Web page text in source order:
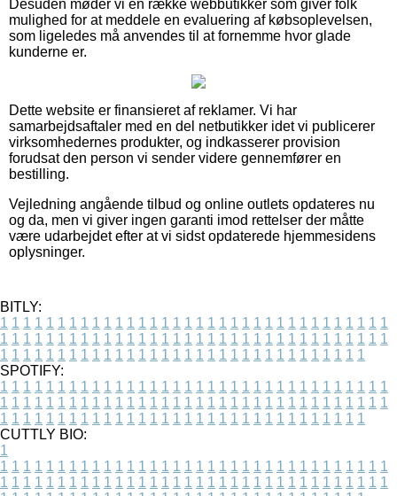
Desuden møder vi en række webbutikker som giver folk
mulighed for at meddele en evaluering af købsoplevelsen,
som ligeledes må anvendes til at fornemme hvor glade
kunderne er.
Dette website er finansieret af reklamer. Vi har
samarbejdsaftaler med en del netbutikker idet vi publicerer
virksomhedernes produkter, og indkasserer provision
forudsat den person vi sender videre gennemfører en
bestilling.
Vejledning angående tilbud og online outlets opdateres nu
og da, men vi giver ingen garanti imod rettelser der måtte
være udarbejdet efter at vi sidst opdaterede hjemmesidens
oplysninger.
BITLY:
1 1 1 1 1 1 1 1 1 1 1 1 1 1 1 1 1 1 1 1 1 1 1 1 1 1 1 1 1 1 1 1 1 1
1 1 1 1 1 1 1 1 1 1 1 1 1 1 1 1 1 1 1 1 1 1 1 1 1 1 1 1 1 1 1 1 1 1
1 1 1 1 1 1 1 1 1 1 1 1 1 1 1 1 1 1 1 1 1 1 1 1 1 1 1 1 1 1 1 1
SPOTIFY:
1 1 1 1 1 1 1 1 1 1 1 1 1 1 1 1 1 1 1 1 1 1 1 1 1 1 1 1 1 1 1 1 1 1
1 1 1 1 1 1 1 1 1 1 1 1 1 1 1 1 1 1 1 1 1 1 1 1 1 1 1 1 1 1 1 1 1 1
1 1 1 1 1 1 1 1 1 1 1 1 1 1 1 1 1 1 1 1 1 1 1 1 1 1 1 1 1 1 1 1
CUTTLY BIO:
1
1 1 1 1 1 1 1 1 1 1 1 1 1 1 1 1 1 1 1 1 1 1 1 1 1 1 1 1 1 1 1 1 1 1
1 1 1 1 1 1 1 1 1 1 1 1 1 1 1 1 1 1 1 1 1 1 1 1 1 1 1 1 1 1 1 1 1 1